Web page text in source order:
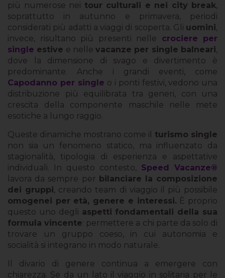
più numerose nei tour culturali e nei city break,
soprattutto in autunno e primavera, periodi
considerati più adatti a viaggi di scoperta. Gli uomini,
invece, risultano più presenti nelle crociere per
single estive e nellevacanze per single balneari,
dove la dimensione di svago e divertimento è
predominante. Anche i grandi eventi, come
Capodanno per single o i ponti festivi, vedono una
distribuzione più equilibrata tra generi, con una
crescita della componente maschile nelle mete
esotiche a lungo raggio.
Queste dinamiche mostrano come il
turismo single
non sia un fenomeno statico, ma influenzato da
stagionalità, tipologia di esperienza e aspettative
individuali. In questo contesto, Speed Vacanze®
lavora da sempre per bilanciare la composizione
dei gruppi, creando team di viaggio il più possibile
omogenei per età, genere e interessi. È proprio
questo uno degli aspetti fondamentali della sua
formula vincente: permettere a chi parte da solo di
trovare un gruppo coeso, in cui autonomia e
socialità si integrano in modo naturale.
Il divario di genere continua a emergere con
chiarezza. Se da un lato il viaggio in solitaria per le